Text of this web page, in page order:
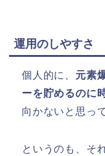
運用のしやすさ
個人的に、 元素
ーを貯めるのに
向かないと思っ
というのも、そ